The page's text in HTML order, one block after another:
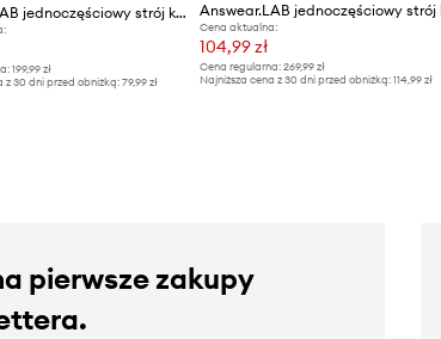
Answear.LAB jednoczęściowy strój kąpielowy
199,99 zł
z 30 dni przed obniżką:79,99 zł
Cena aktualna:
104,99 zł
Cena regularna: 269,99 zł
Najniższa cena z 30 dni przed obniżką: 114,99 zł
pierwsze zakupy